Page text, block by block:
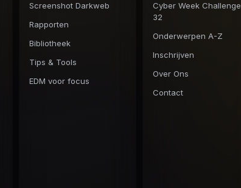
Screenshot Darkweb
Rapporten
Bibliotheek
Tips & Tools
EDM voor focus
Cyber Week Challenge
32
Onderwerpen A-Z
Inschrijven
Over Ons
Contact